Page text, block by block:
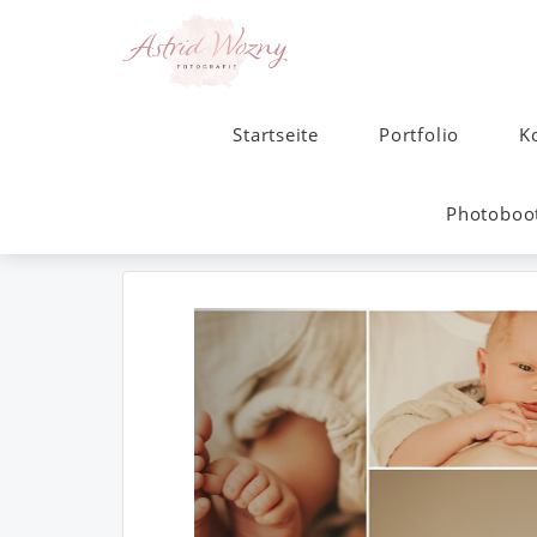
Startseite Portfolio